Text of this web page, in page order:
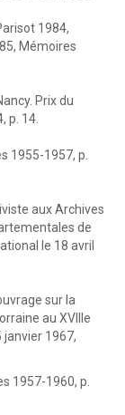
1984,
Mémoires
Prix du
p. 14.
1955-1957, p.
aux Archives
de
le 18 avril
sur la
au XVIIIe
janvier 1967,
1957-1960, p.